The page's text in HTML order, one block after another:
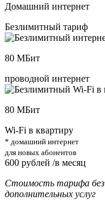
Домашний интернет
Безлимитный тариф
80 МБит
проводной интернет
80 МБит
Wi-Fi в квартиру
* домашний интернет
для новых абонентов
600 рублей /в месяц
Стоимость тарифа без
дополнительных услуг